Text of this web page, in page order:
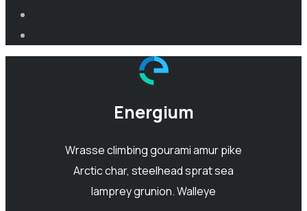
Energium
Wrasse climbing gourami amur pike
Arctic char, steelhead sprat sea
lamprey grunion. Walleye